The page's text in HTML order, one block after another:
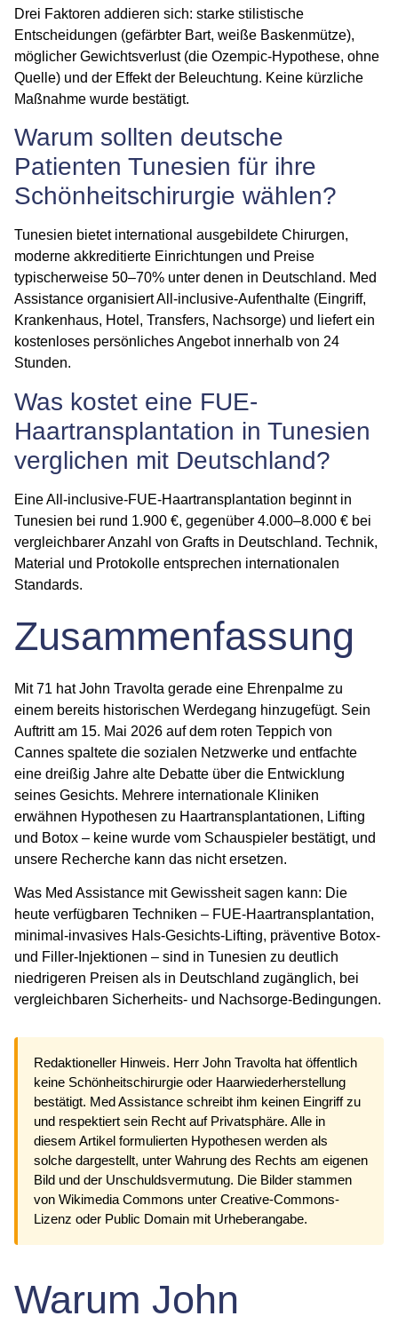
Drei Faktoren addieren sich: starke stilistische
Entscheidungen (gefärbter Bart, weiße Baskenmütze),
möglicher Gewichtsverlust (die Ozempic-Hypothese, ohne
Quelle) und der Effekt der Beleuchtung. Keine kürzliche
Maßnahme wurde bestätigt.
Warum sollten deutsche
Patienten Tunesien für ihre
Schönheitschirurgie wählen?
Tunesien bietet international ausgebildete Chirurgen,
moderne akkreditierte Einrichtungen und Preise
typischerweise 50–70% unter denen in Deutschland. Med
Assistance organisiert All-inclusive-Aufenthalte (Eingriff,
Krankenhaus, Hotel, Transfers, Nachsorge) und liefert ein
kostenloses persönliches Angebot innerhalb von 24
Stunden.
Was kostet eine FUE-
Haartransplantation in Tunesien
verglichen mit Deutschland?
Eine All-inclusive-FUE-Haartransplantation beginnt in
Tunesien bei rund 1.900 €, gegenüber 4.000–8.000 € bei
vergleichbarer Anzahl von Grafts in Deutschland. Technik,
Material und Protokolle entsprechen internationalen
Standards.
Zusammenfassung
Mit 71 hat John Travolta gerade eine Ehrenpalme zu
einem bereits historischen Werdegang hinzugefügt. Sein
Auftritt am 15. Mai 2026 auf dem roten Teppich von
Cannes spaltete die sozialen Netzwerke und entfachte
eine dreißig Jahre alte Debatte über die Entwicklung
seines Gesichts. Mehrere internationale Kliniken
erwähnen Hypothesen zu Haartransplantationen, Lifting
und Botox – keine wurde vom Schauspieler bestätigt, und
unsere Recherche kann das nicht ersetzen.
Was Med Assistance mit Gewissheit sagen kann: Die
heute verfügbaren Techniken – FUE-Haartransplantation,
minimal-invasives Hals-Gesichts-Lifting, präventive Botox-
und Filler-Injektionen – sind in Tunesien zu deutlich
niedrigeren Preisen als in Deutschland zugänglich, bei
vergleichbaren Sicherheits- und Nachsorge-Bedingungen.
Redaktioneller Hinweis. Herr John Travolta hat öffentlich
keine Schönheitschirurgie oder Haarwiederherstellung
bestätigt. Med Assistance schreibt ihm keinen Eingriff zu
und respektiert sein Recht auf Privatsphäre. Alle in
diesem Artikel formulierten Hypothesen werden als
solche dargestellt, unter Wahrung des Rechts am eigenen
Bild und der Unschuldsvermutung. Die Bilder stammen
von Wikimedia Commons unter Creative-Commons-
Lizenz oder Public Domain mit Urheberangabe.
Warum John